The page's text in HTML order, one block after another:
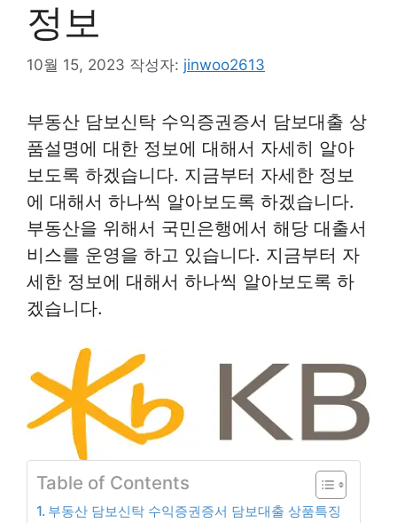
정보
10월 15, 2023 작성자: jinwoo2613
부동산 담보신탁 수익증권증서 담보대출 상
품설명에 대한 정보에 대해서 자세히 알아
보도록 하겠습니다. 지금부터 자세한 정보
에 대해서 하나씩 알아보도록 하겠습니다.
부동산을 위해서 국민은행에서 해당 대출서
비스를 운영을 하고 있습니다. 지금부터 자
세한 정보에 대해서 하나씩 알아보도록 하
겠습니다.
Table of Contents
부동산 담보신탁 수익증권증서 담보대출 상품특징